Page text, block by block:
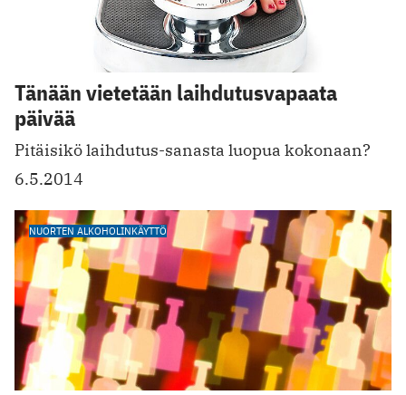
Tänään vietetään laihdutusvapaata
päivää
Pitäisikö laihdutus-sanasta luopua kokonaan?
6.5.2014
NUORTEN ALKOHOLINKÄYTTÖ